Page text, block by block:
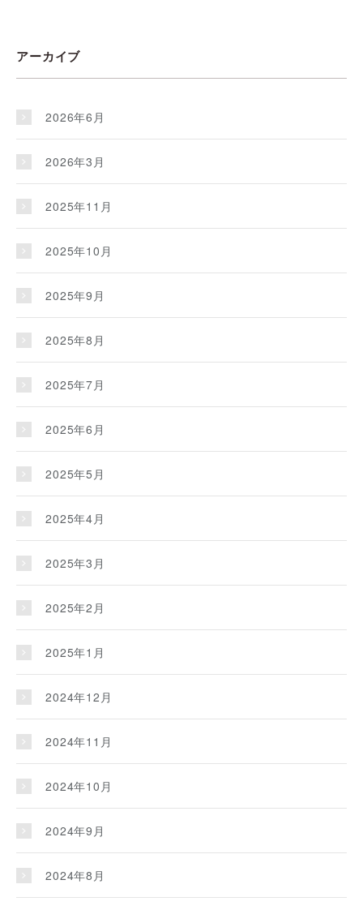
アーカイブ
2026年6月
2026年3月
2025年11月
2025年10月
2025年9月
2025年8月
2025年7月
2025年6月
2025年5月
2025年4月
2025年3月
2025年2月
2025年1月
2024年12月
2024年11月
2024年10月
2024年9月
2024年8月